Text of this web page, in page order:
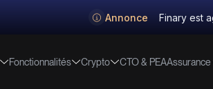
Annonce Finary est
Fonctionnalités Crypto CTO & PEAAssurance